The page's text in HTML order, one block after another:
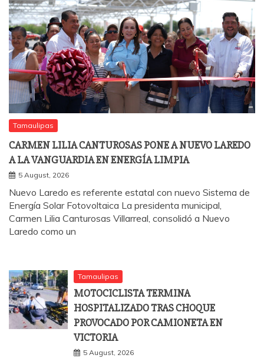
Tamaulipas
CARMEN LILIA CANTUROSAS PONE A NUEVO LAREDO
A LA VANGUARDIA EN ENERGÍA LIMPIA
5 August, 2026
Nuevo Laredo es referente estatal con nuevo Sistema de
Energía Solar Fotovoltaica La presidenta municipal,
Carmen Lilia Canturosas Villarreal, consolidó a Nuevo
Laredo como un
Tamaulipas
MOTOCICLISTA TERMINA
HOSPITALIZADO TRAS CHOQUE
PROVOCADO POR CAMIONETA EN
VICTORIA
5 August, 2026